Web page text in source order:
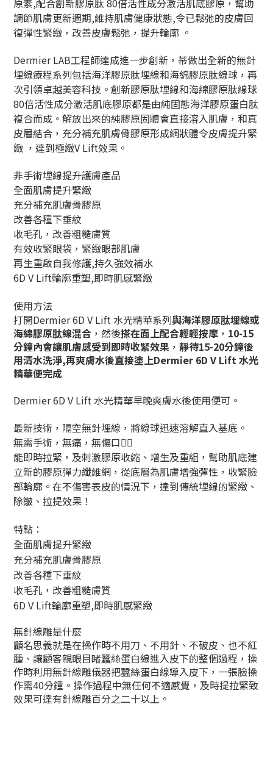
原素,配合創新膠原肽 80倍活性成分激活肌底膠原，幫助
調節肌膚更新週期,維持肌膚健康狀態,令已鬆弛的皮膚回
復彈性緊緻，改善皮膚鬆弛，提升輪廓 。
Dermier LAB工程師達成進一步創新，蒂做出全新的無針
埋線療程系列包括海洋膠原肽埋線和海綿膠原肽線球，再
次引領卓越美容科技。創新膠原肽埋線和海綿膠原肽線球
80倍活性成分激活肌底膠原都是由純固態海洋膠原蛋白肽
複合而成。解放出來的純膠原固體會直接溶入肌膚，和真
皮層結合，充分補充肌膚骨膠原形成網狀體令皮膚提升緊
緻 ，達到極緻V Lift效果。
非手術埋線提升護膚產品
全面肌膚提升緊緻
充分補充肌膚骨膠原
改善各種下垂紋
收毛孔，改善粗糙膚質
有效收緊眼袋，緊緻眼部肌膚
再生重啟自我修護,持久強效補水
6D V Lift輪廓重塑,即時肌感緊緻
使用方法
打開Dermier 6D V Lift 水光精華系列與海洋膠原肽埋線或
海綿膠原肽線混合 ，然後搽在面上配合輕輕按摩 ， 10-15
分鐘內會讓肌膚感受到即時收緊效果 ， 靜待15-20分鐘後
用清水洗淨,再爽膚水後直接塗上Dermier 6D V Lift 水光
精華便完成
Dermier 6D V Lift 水光精華早晚爽膚水後使用便可。
最新技術，隔空無針埋線，將線球迅速溶解直入基底。
無需手術，無痛，無傷口👍🏻
能即時拉緊，及刺激膠原收縮、增生及重組，幫助肌底建
立新的膠原彈力纖維網，從底層為肌膚增強彈性，收緊臉
部輪廓。在不傷害表皮的情況下，達到傳統埋線的緊緻、
除皺、拉提效果！
特點：
全面肌膚提升緊緻
充分補充肌膚骨膠原
改善各種下垂紋
收毛孔，改善粗糙膚質
6D V Lift輪廓重塑,即時肌感緊緻
無針線雕是什麼
顧名思義就是在操作時不用刀、不用針、不破皮、也不紅
腫、讓顧客親眼目睹蠶絲蛋白線進入皮下的整個過程，操
作時利用無針線雕儀器把蠶絲蛋白線導入皮下，一張臉操
作需40分鍾。操作過程中無任何不適感覺，及時提拉緊致
效果可達有針線雕百分之二十以上。